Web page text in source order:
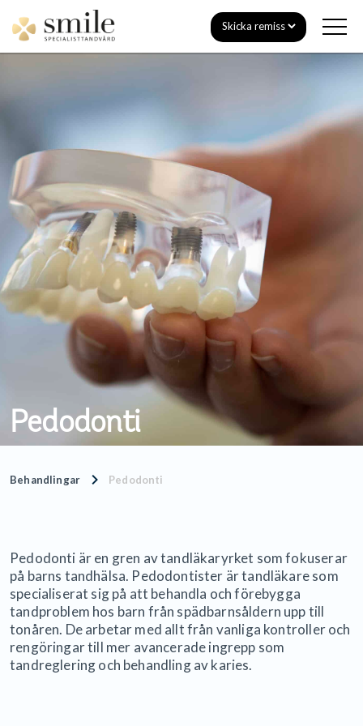
Pedodonti
Behandlingar Pedodonti
Pedodonti är en gren av tandläkaryrket som fokuserar
på barns tandhälsa. Pedodontister är tandläkare som
specialiserat sig på att behandla och förebygga
tandproblem hos barn från spädbarnsåldern upp till
tonåren. De arbetar med allt från vanliga kontroller och
rengöringar till mer avancerade ingrepp som
tandreglering och behandling av karies.